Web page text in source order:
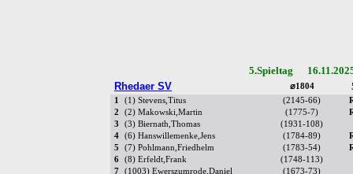
5.Spieltag
Rhedaer SV
⌀1804
1 (1) Stevens,Titus (2145-66)
2
(2) Makowski,Martin (1775-7)
3
(3) Biernath,Thomas
(1931-108)
4
(6) Hanswillemenke,Jens (1784-89)
5
(7) Pohlmann,Friedhelm (1783-54)
6
(8) Erfeldt,Frank
(1748-113)
7
(1003) Ewerszumrode,Daniel
(1673-73)